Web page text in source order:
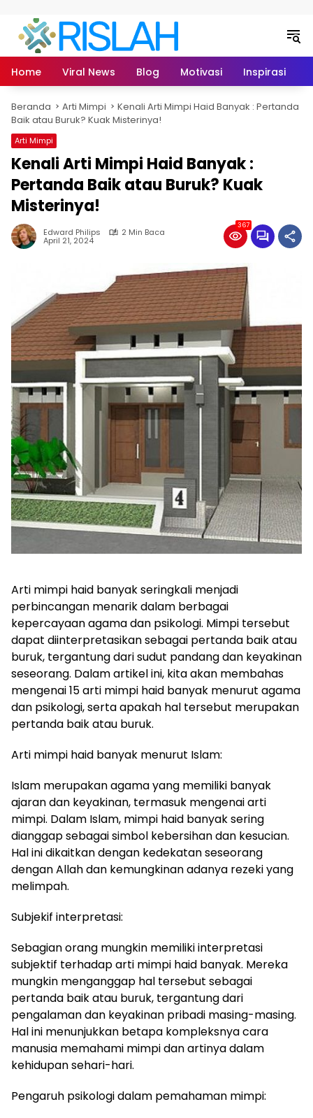
Home Viral News Blog Motivasi Inspirasi
Beranda Arti Mimpi
Kenali Arti Mimpi Haid Banyak : Pertanda
Baik atau Buruk? Kuak Misterinya!
Arti Mimpi
Kenali Arti Mimpi Haid Banyak :
Pertanda Baik atau Buruk? Kuak
Misterinya!
Edward Philips 2 Min Baca
April 21, 2024
367
Arti mimpi haid banyak seringkali menjadi
perbincangan menarik dalam berbagai
kepercayaan agama dan psikologi. Mimpi tersebut
dapat diinterpretasikan sebagai pertanda baik atau
buruk, tergantung dari sudut pandang dan keyakinan
seseorang. Dalam artikel ini, kita akan membahas
mengenai 15 arti mimpi haid banyak menurut agama
dan psikologi, serta apakah hal tersebut merupakan
pertanda baik atau buruk.
Arti mimpi haid banyak menurut Islam:
Islam merupakan agama yang memiliki banyak
ajaran dan keyakinan, termasuk mengenai arti
mimpi. Dalam Islam, mimpi haid banyak sering
dianggap sebagai simbol kebersihan dan kesucian.
Hal ini dikaitkan dengan kedekatan seseorang
dengan Allah dan kemungkinan adanya rezeki yang
melimpah.
Subjekif interpretasi:
Sebagian orang mungkin memiliki interpretasi
subjektif terhadap arti mimpi haid banyak. Mereka
mungkin menganggap hal tersebut sebagai
pertanda baik atau buruk, tergantung dari
pengalaman dan keyakinan pribadi masing-masing.
Hal ini menunjukkan betapa kompleksnya cara
manusia memahami mimpi dan artinya dalam
kehidupan sehari-hari.
Pengaruh psikologi dalam pemahaman mimpi: